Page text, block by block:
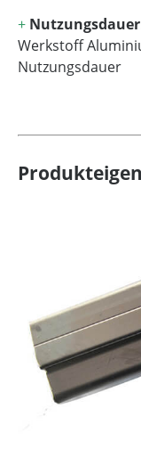
+ Nutzungsdauer
Werkstoff
Nutzungsdauer